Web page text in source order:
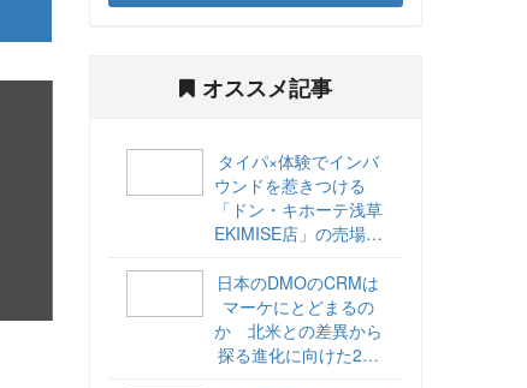
オススメ記事
タイパ×体験でインバ
ウンドを惹きつける
「ドン・キホーテ浅草
EKIMISE店」の売場づ
日本のDMOのCRMは
マーケにとどまるの
か 北米との差異から
探る進化に向けた2ス